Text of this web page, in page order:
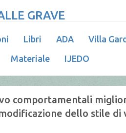
GRAVE
Libri ADA Villa
Materiale IJEDO
comportamentali
dello stile di